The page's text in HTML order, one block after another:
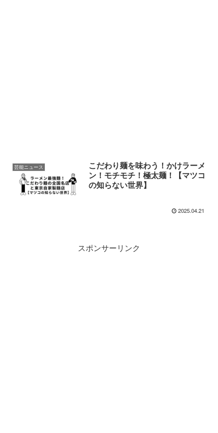
芸能ニュース
こだわり麺を味わう！かけラーメ
ン！モチモチ！極太麺！【マツコ
の知らない世界】
2025.04.21
スポンサーリンク